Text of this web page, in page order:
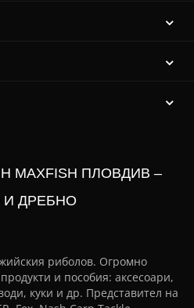
MAXFISH ПЛОВДИВ –
ДРЕБНО
риболов. Огромно
и пособия: аксесоари,
куки и др. Представител на